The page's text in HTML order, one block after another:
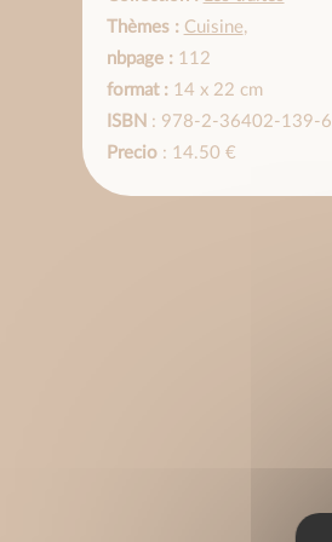
Thèmes : Cuisine,
nbpage :112
format :14 x 22 cm
ISBN : 978-2-36402-139-6
Precio: 14.50 €